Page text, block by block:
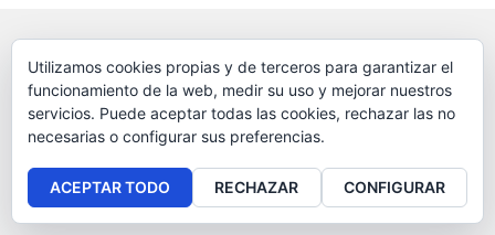
Utilizamos cookies propias y de terceros para garantizar el
funcionamiento de la web, medir su uso y mejorar nuestros
servicios. Puede aceptar todas las cookies, rechazar las no
necesarias o configurar sus preferencias.
ACEPTAR TODO RECHAZAR CONFIGURAR